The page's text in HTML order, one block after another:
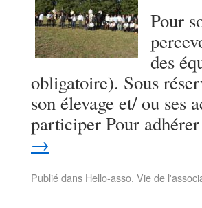
Pour
des
obligatoire). Sous
son élevage et/ ou ses
participer Pour
→
Publié dans Hello-asso, Vie de